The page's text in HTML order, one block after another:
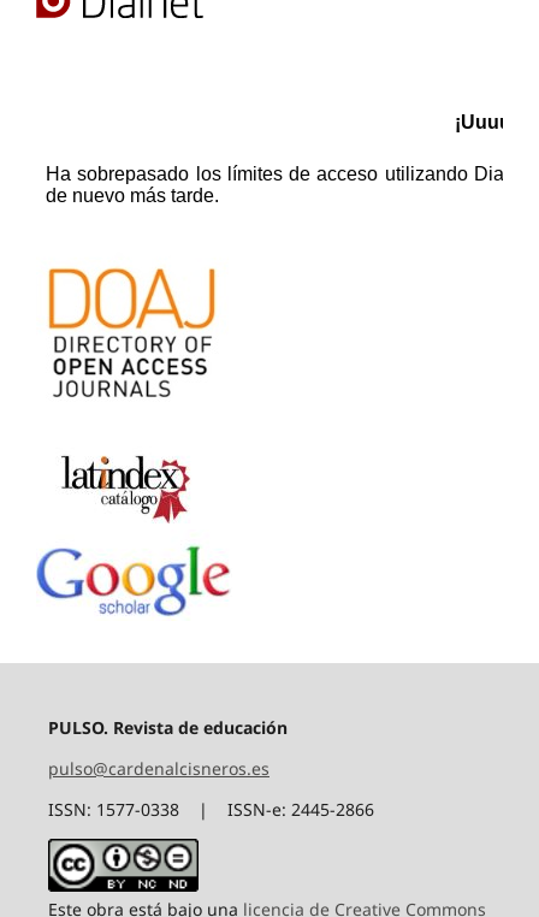
PULSO. Revista de educación
pulso@cardenalcisneros.es
ISSN: 1577-0338 | ISSN-e: 2445-2866
Este obra está bajo una licencia de Creative Commons